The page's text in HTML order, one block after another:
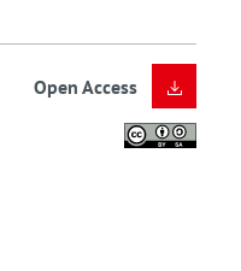
Open Access